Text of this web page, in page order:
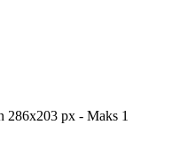
px - Maks 1